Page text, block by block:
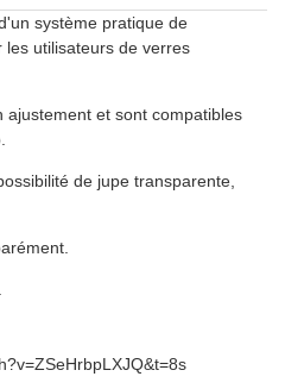
système pratique de
utilisateurs de verres
ajustement et sont compatibles
de jupe transparente,